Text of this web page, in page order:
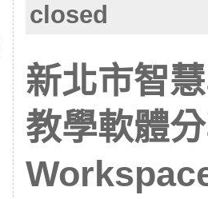
closed
新北市智
教學軟體